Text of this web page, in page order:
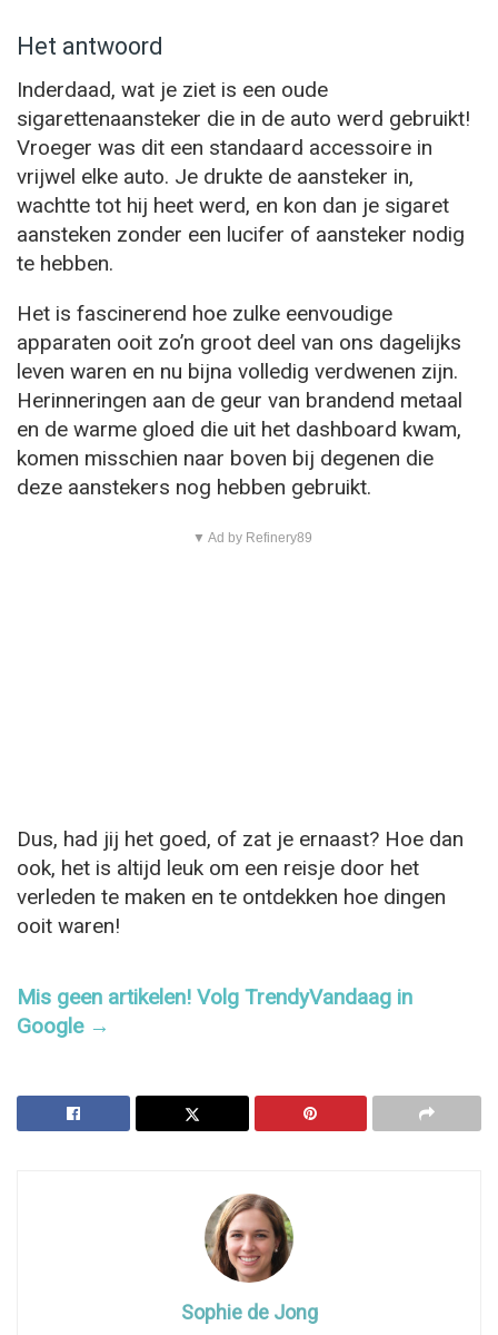
Het antwoord
Inderdaad, wat je ziet is een oude
sigarettenaansteker die in de auto werd gebruikt!
Vroeger was dit een standaard accessoire in
vrijwel elke auto. Je drukte de aansteker in,
wachtte tot hij heet werd, en kon dan je sigaret
aansteken zonder een lucifer of aansteker nodig
te hebben.
Het is fascinerend hoe zulke eenvoudige
apparaten ooit zo’n groot deel van ons dagelijks
leven waren en nu bijna volledig verdwenen zijn.
Herinneringen aan de geur van brandend metaal
en de warme gloed die uit het dashboard kwam,
komen misschien naar boven bij degenen die
deze aanstekers nog hebben gebruikt.
▼ Ad by Refinery89
Dus, had jij het goed, of zat je ernaast? Hoe dan
ook, het is altijd leuk om een reisje door het
verleden te maken en te ontdekken hoe dingen
ooit waren!
Mis geen artikelen! Volg TrendyVandaag in
Google →
Sophie de Jong